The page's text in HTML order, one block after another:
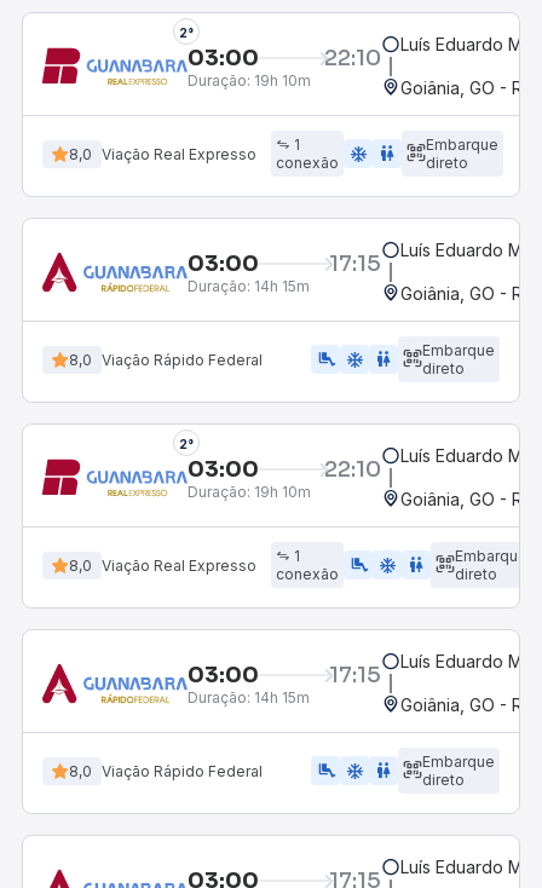
2°
03:00 22:10
Duração: 19h 10m
Luís Eduardo
Goiânia, GO -
8,0 Viação Real Expresso
1
conexão
ac_unit wc
Embarque
direto
03:00 17:15
Duração: 14h 15m
Luís Eduardo
Goiânia, GO -
8,0 Viação Rápido Federal airline_seat_legroom_extra ac_unit wc
Embarque
direto
2°
03:00 22:10
Duração: 19h 10m
Luís Eduardo
Goiânia, GO -
8,0 Viação Real Expresso
1
conexão
airline_seat_legroom_extra ac_unit wc
Embarque
direto
03:00 17:15
Duração: 14h 15m
Luís Eduardo
Goiânia, GO -
8,0 Viação Rápido Federal airline_seat_legroom_extra ac_unit wc
Embarque
direto
03:00 17:15 Luís Eduardo